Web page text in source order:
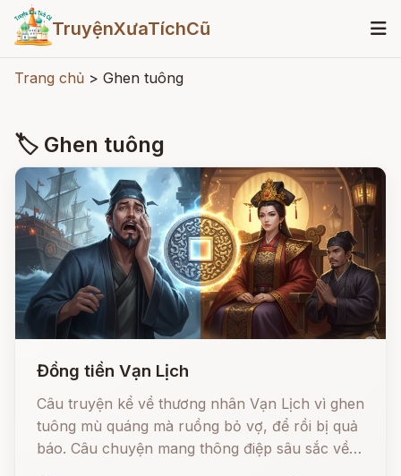
TruyệnXưaTíchCũ
Trang chủ > Ghen tuông
🏷 Ghen tuông
Đồng tiền Vạn Lịch
Câu truyện kể về thương nhân Vạn Lịch vì ghen
tuông mù quáng mà ruồng bỏ vợ, để rồi bị quả
báo. Câu chuyện mang thông điệp sâu sắc về